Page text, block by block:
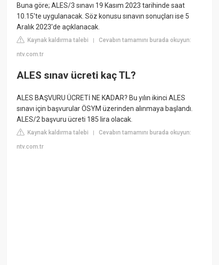
Buna göre; ALES/3 sınavı 19 Kasım 2023 tarihinde saat
10.15'te uygulanacak. Söz konusu sınavın sonuçları ise 5
Aralık 2023'de açıklanacak.
Kaynak kaldırma talebi |Cevabın tamamını burada okuyun:
ntv.com.tr
ALES sınav ücreti kaç TL?
ALES BAŞVURU ÜCRETİ NE KADAR? Bu yılın ikinci ALES
sınavı için başvurular ÖSYM üzerinden alınmaya başlandı.
ALES/2 başvuru ücreti 185 lira olacak.
Kaynak kaldırma talebi |Cevabın tamamını burada okuyun:
ntv.com.tr